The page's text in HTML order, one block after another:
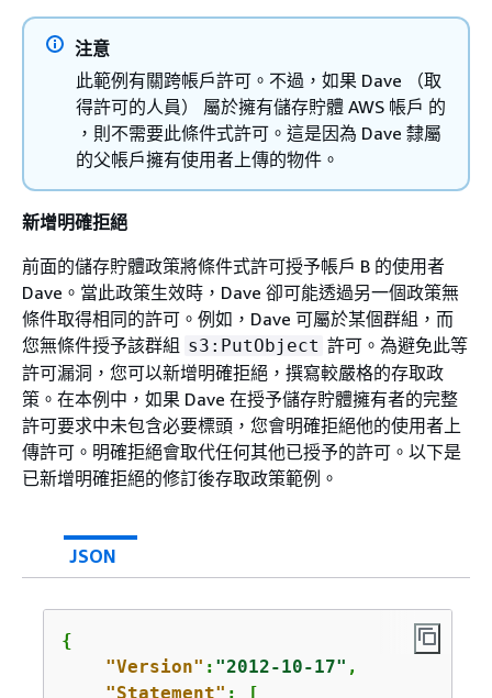
注意
此範例有關跨帳戶許可。不過，如果 Dave （取
得許可的人員） 屬於擁有儲存貯體 AWS 帳戶 的
，則不需要此條件式許可。這是因為 Dave 隸屬
的父帳戶擁有使用者上傳的物件。
新增明確拒絕
前面的儲存貯體政策將條件式許可授予帳戶 B 的使用者
Dave。當此政策生效時，Dave 卻可能透過另一個政策無
條件取得相同的許可。例如，Dave 可屬於某個群組，而
您無條件授予該群組 s3:PutObject 許可。為避免此等
許可漏洞，您可以新增明確拒絕，撰寫較嚴格的存取政
策。在本例中，如果 Dave 在授予儲存貯體擁有者的完整
許可要求中未包含必要標頭，您會明確拒絕他的使用者上
傳許可。明確拒絕會取代任何其他已授予的許可。以下是
已新增明確拒絕的修訂後存取政策範例。
JSON
{
"Version" : "2012-10-17" ,
"Statement" : [